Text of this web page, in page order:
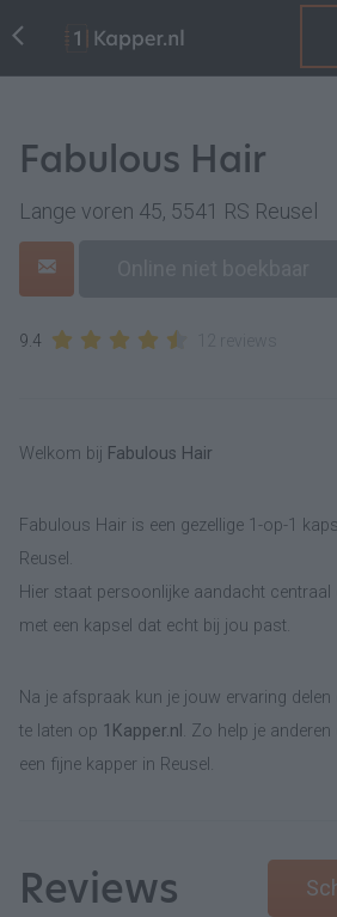
Fabulous Hair
Lange voren 45, 5541 RS Reusel
9.4
Welkom bij Fabulous Hair
Fabulous Hair is een gezellige 1-op-1
Reusel.
Hier staat persoonlijke aandacht centraal
met een kapsel dat echt bij jou past.
Na je afspraak kun je jouw ervaring
te laten op 1Kapper.nl . Zo help je
een fijne kapper in Reusel.
Reviews